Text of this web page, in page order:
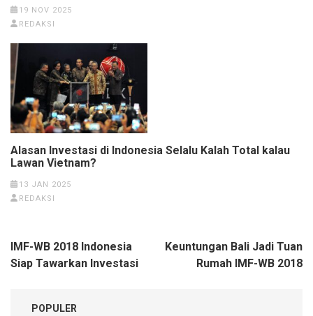
19 NOV 2025
REDAKSI
Alasan Investasi di Indonesia Selalu Kalah Total kalau
Lawan Vietnam?
13 JAN 2025
REDAKSI
Navigasi
pos
IMF-WB 2018 Indonesia
Siap Tawarkan Investasi
Keuntungan Bali Jadi Tuan
Rumah IMF-WB 2018
POPULER